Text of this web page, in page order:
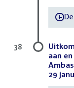
-
aan
29
38